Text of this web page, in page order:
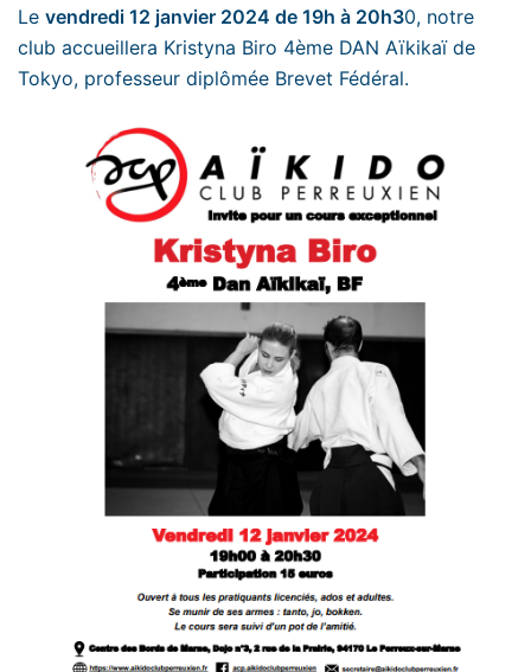
Le vendredi 12 janvier 2024 de 19h à 20h30, notre
club accueillera Kristyna Biro 4ème DAN Aïkikaï de
Tokyo, professeur diplômée Brevet Fédéral.